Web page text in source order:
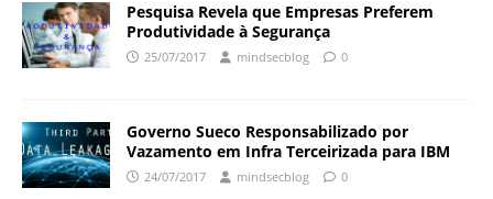
Pesquisa Revela que Empresas Preferem
Produtividade à Segurança
25/07/2017 mindsecblog 0
Governo Sueco Responsabilizado por
Vazamento em Infra Terceirizada para IBM
24/07/2017 mindsecblog 0